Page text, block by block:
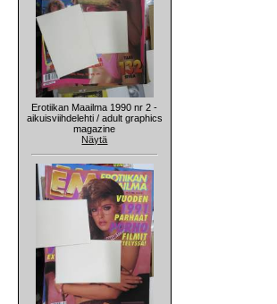
Erotiikan Maailma 1990 nr 2 -
aikuisviihdelehti / adult graphics
magazine
Näytä